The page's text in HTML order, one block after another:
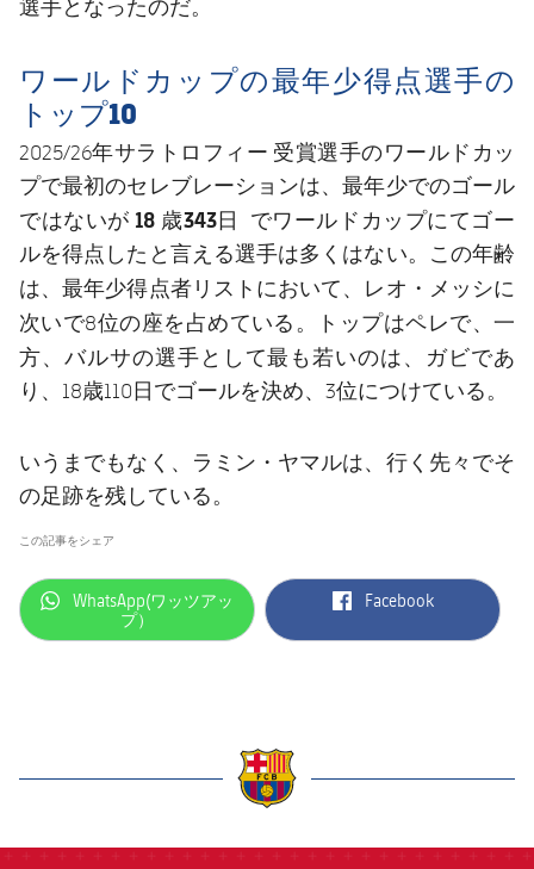
選手となったのだ。
ワールドカップの最年少得点選手の
トップ10
2025/26年サラトロフィー 受賞選手のワールドカッ
プで最初のセレブレーションは、最年少でのゴール
ではないが 18 歳343日
でワールドカップにてゴー
ルを得点したと言える選手は多くはない。この年齢
は、最年少得点者リストにおいて、 レオ・メッシに
次いで8位の座を占めている。トップはペレで、一
方、バルサの選手として最も若いのは、 ガビであ
り、18歳110日でゴールを決め、3位につけている。
いうまでもなく、ラミン・ヤマルは、行く先々でそ
の足跡を残している。
この記事をシェア
label.aria.whatsapp
WhatsApp(ワッツアッ
プ）
label.aria.facebook
Facebook